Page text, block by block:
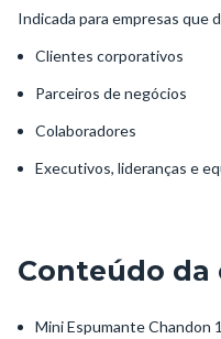
Indicada para empresas que
Clientes corporativos
Parceiros de negócios
Colaboradores
Executivos, lideranças e
Conteúdo da
Mini Espumante Chandon